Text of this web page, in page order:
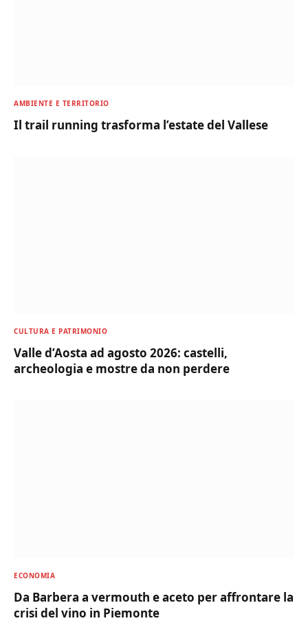
AMBIENTE E TERRITORIO
Il trail running trasforma l’estate del Vallese
CULTURA E PATRIMONIO
Valle d’Aosta ad agosto 2026: castelli,
archeologia e mostre da non perdere
ECONOMIA
Da Barbera a vermouth e aceto per affrontare la
crisi del vino in Piemonte